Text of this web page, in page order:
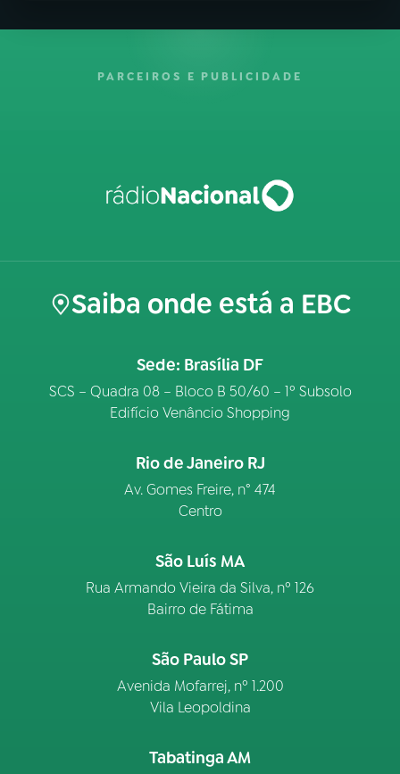
PARCEIROS E PUBLICIDADE
Saiba onde está a EBC
Sede: Brasília DF
SCS – Quadra 08 – Bloco B 50/60 – 1º Subsolo
Edifício Venâncio Shopping
Rio de Janeiro RJ
Av. Gomes Freire, n° 474
Centro
São Luís MA
Rua Armando Vieira da Silva, nº 126
Bairro de Fátima
São Paulo SP
Avenida Mofarrej, nº 1.200
Vila Leopoldina
Tabatinga AM